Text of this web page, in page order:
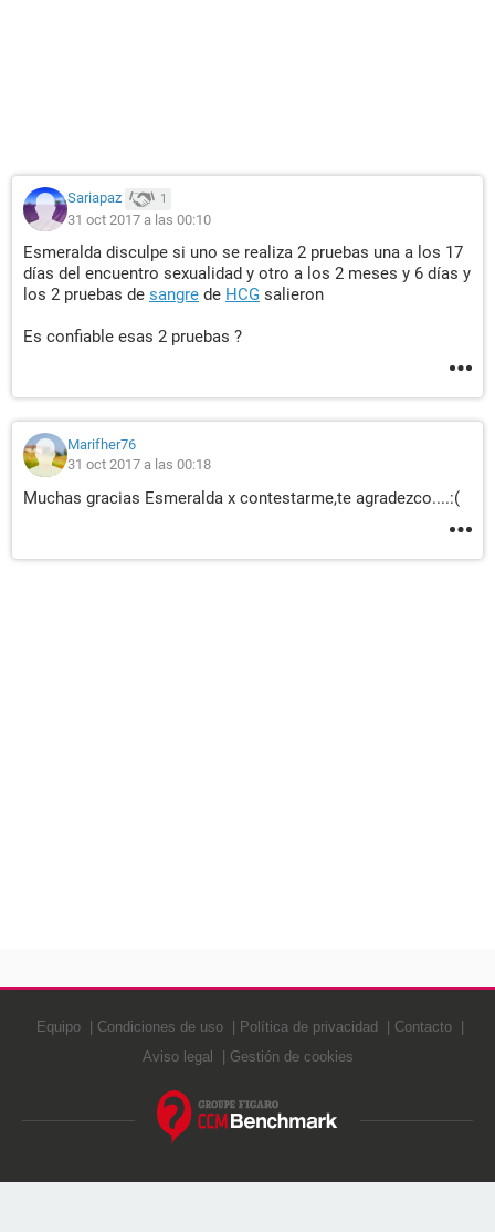
Sariapaz 1
31 oct 2017 a las 00:10
Esmeralda disculpe si uno se realiza 2 pruebas una a los 17
días del encuentro sexualidad y otro a los 2 meses y 6 días y
los 2 pruebas de sangre de HCG salieron
Es confiable esas 2 pruebas ?
Marifher76
31 oct 2017 a las 00:18
Muchas gracias Esmeralda x contestarme,te agradezco....:(
Equipo Condiciones de uso Política de privacidad
Contacto
Aviso legal
Gestión de cookies